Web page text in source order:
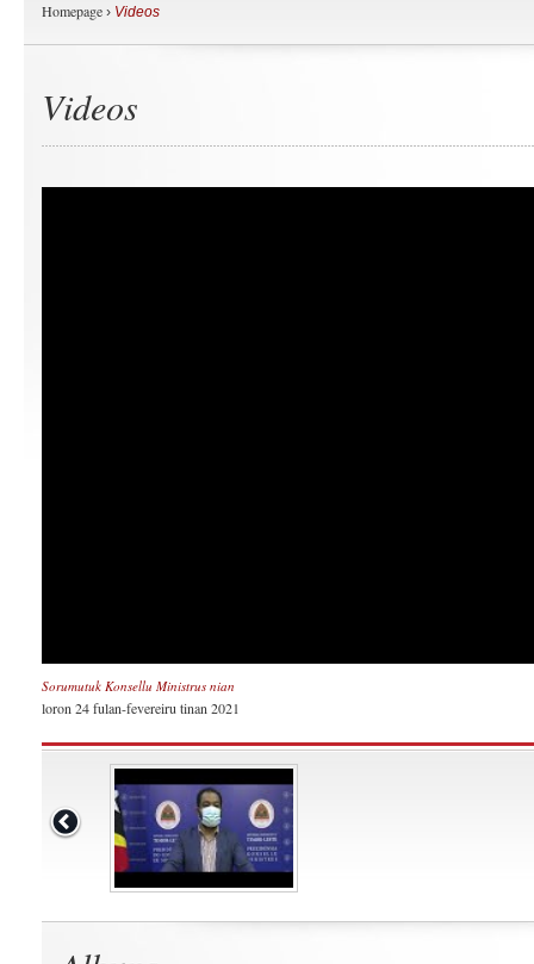
Homepage › Videos
Videos
Sorumutuk Konsellu Ministrus nian
loron 24 fulan-fevereiru tinan 2021